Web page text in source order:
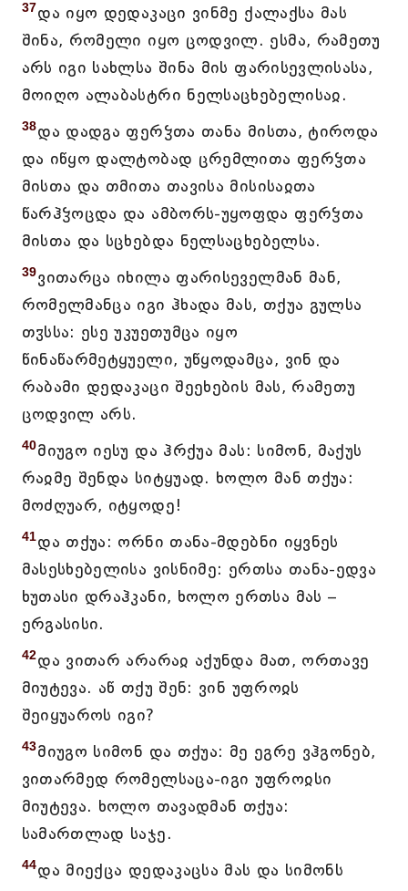
37და იყო დედაკაცი ვინმე ქალაქსა მას
შინა, რომელი იყო ცოდვილ. ესმა, რამეთუ
არს იგი სახლსა შინა მის ფარისევლისასა,
მოიღო ალაბასტრი ნელსაცხებელისაჲ.
38და დადგა ფერჴთა თანა მისთა, ტიროდა
და იწყო დალტობად ცრემლითა ფერჴთა
მისთა და თმითა თავისა მისისაჲთა
წარჰჴოცდა და ამბორს-უყოფდა ფერჴთა
მისთა და სცხებდა ნელსაცხებელსა.
39ვითარცა იხილა ფარისეველმან მან,
რომელმანცა იგი ჰხადა მას, თქუა გულსა
თჳსსა: ესე უკუეთუმცა იყო
წინაწარმეტყუელი, უწყოდამცა, ვინ და
რაბამი დედაკაცი შეეხების მას, რამეთუ
ცოდვილ არს.
40მიუგო იესუ და ჰრქუა მას: სიმონ, მაქუს
რაჲმე შენდა სიტყუად. ხოლო მან თქუა:
მოძღუარ, იტყოდე!
41და თქუა: ორნი თანა-მდებნი იყვნეს
მასესხებელისა ვისნიმე: ერთსა თანა-ედვა
ხუთასი დრაჰკანი, ხოლო ერთსა მას –
ერგასისი.
42და ვითარ არარაჲ აქუნდა მათ, ორთავე
მიუტევა. აწ თქუ შენ: ვინ უფროჲს
შეიყუაროს იგი?
43მიუგო სიმონ და თქუა: მე ეგრე ვჰგონებ,
ვითარმედ რომელსაცა-იგი უფროჲსი
მიუტევა. ხოლო თავადმან თქუა:
სამართლად საჯე.
44და მიექცა დედაკაცსა მას და სიმონს